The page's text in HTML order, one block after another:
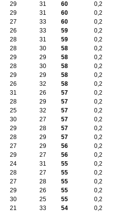
29 31 60 0,2
29 31 60 0,2
27 33 60 0,2
26 33 59 0,2
28 31 59 0,2
28 30 58 0,2
29 29 58 0,2
28 30 58 0,2
29 29 58 0,2
26 32 58 0,2
31 26 57 0,2
28 29 57 0,2
25 32 57 0,2
30 27 57 0,2
29 28 57 0,2
28 29 57 0,2
27 29 56 0,2
29 27 56 0,2
24 31 55 0,2
28 27 55 0,2
27 28 55 0,2
29 26 55 0,2
30 25 55 0,2
21 33 54 0,2